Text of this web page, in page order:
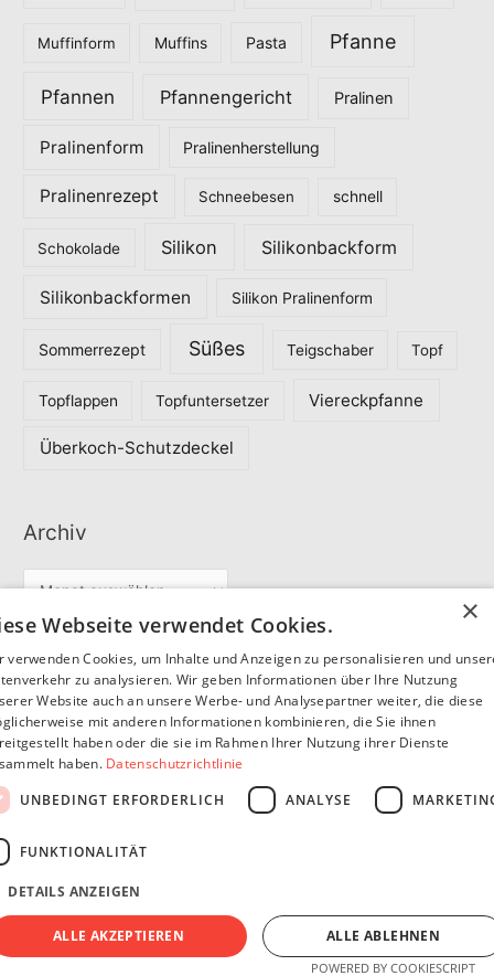
Muffinform Muffins Pasta Pfanne
Pfannen Pfannengericht Pralinen
Pralinenform Pralinenherstellung
Pralinenrezept Schneebesen schnell
Schokolade Silikon Silikonbackform
Silikonbackformen Silikon Pralinenform
Sommerrezept Süßes Teigschaber Topf
Topflappen Topfuntersetzer Viereckpfanne
Überkoch-Schutzdeckel
Archiv
i
v
Partner
SommerSEO
Copyright © 2026
Impressum Datenschutzerklärung
×
Webseite verwendet Cookies.
verwenden Cookies, um Inhalte und Anzeigen zu personalisieren und
zu analysieren. Wir geben Informationen über Ihre Nutzung
Website auch an unsere Werbe- und Analysepartner weiter, die diese
mit anderen Informationen kombinieren, die Sie ihnen
haben oder die sie im Rahmen Ihrer Nutzung ihrer Dienste
haben. Datenschutzrichtlinie
UNBEDINGT ERFORDERLICH
ANALYSE
FUNKTIONALITÄT
DETAILS ANZEIGEN
ALLE AKZEPTIEREN ALLE ABLEHNEN
POWERED BY COOKIESCRIPT